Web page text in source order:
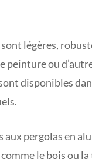
légères,
peinture ou
disponibles
aux pergolas en
le bois ou